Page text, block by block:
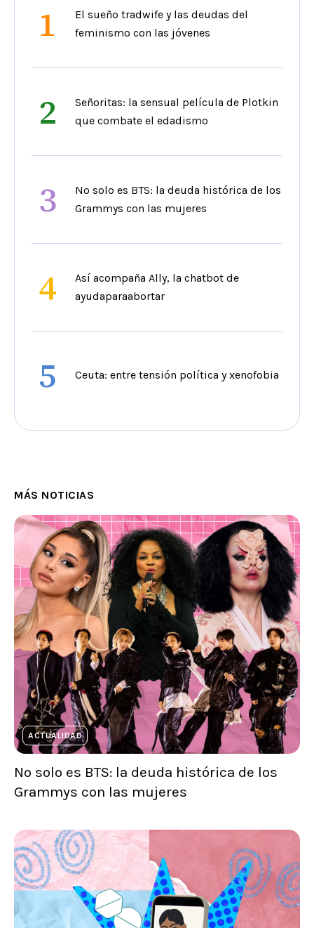
1
El sueño tradwife y las deudas del
feminismo con las jóvenes
2
Señoritas: la sensual película de Plotkin
que combate el edadismo
3
No solo es BTS: la deuda histórica de los
Grammys con las mujeres
4
Así acompaña Ally, la chatbot de
ayudaparaabortar
5 Ceuta: entre tensión política y xenofobia
MÁS NOTICIAS
ACTUALIDAD
No solo es BTS: la deuda histórica de los
Grammys con las mujeres